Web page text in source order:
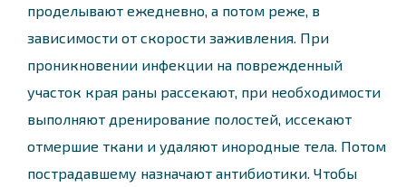
проделывают ежедневно, а потом реже, в
зависимости от скорости заживления. При
проникновении инфекции на поврежденный
участок края раны рассекают, при необходимости
выполняют дренирование полостей, иссекают
отмершие ткани и удаляют инородные тела. Потом
пострадавшему назначают антибиотики. Чтобы